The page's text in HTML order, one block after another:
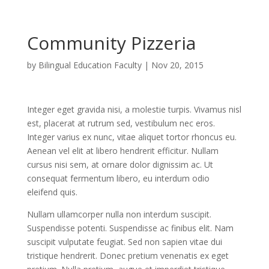
Community Pizzeria
by Bilingual Education Faculty| Nov 20, 2015
Integer eget gravida nisi, a molestie turpis. Vivamus nisl
est, placerat at rutrum sed, vestibulum nec eros.
Integer varius ex nunc, vitae aliquet tortor rhoncus eu.
Aenean vel elit at libero hendrerit efficitur. Nullam
cursus nisi sem, at ornare dolor dignissim ac. Ut
consequat fermentum libero, eu interdum odio
eleifend quis.
Nullam ullamcorper nulla non interdum suscipit.
Suspendisse potenti. Suspendisse ac finibus elit. Nam
suscipit vulputate feugiat. Sed non sapien vitae dui
tristique hendrerit. Donec pretium venenatis ex eget